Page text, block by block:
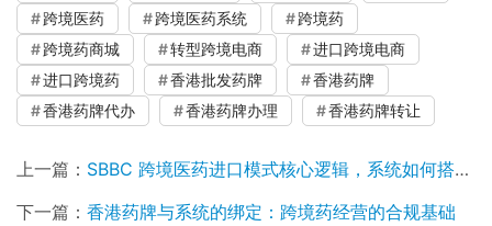
跨境医药
跨境医药系统
跨境药
跨境药商城
转型跨境电商
进口跨境电商
进口跨境药
香港批发药牌
香港药牌
香港药牌代办
香港药牌办理 香港药牌转让
上一篇： SBBC 跨境医药进口模式核心逻辑，系统如何搭建 S2B2B2C 全链路合规生态
下一篇： 香港药牌与系统的绑定：跨境药经营的合规基础